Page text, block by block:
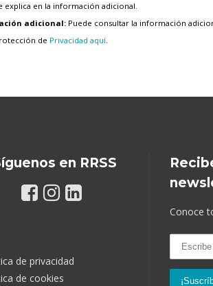
explica en la información adicional.
adicional: Puede consultar la información
de Privacidad aquí.
en RRSS
de privacidad
de cookies
Conoce